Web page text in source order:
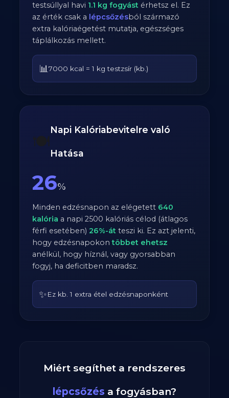
testsúllyal havi 1.1 kg fogyást érhetsz el. Ez
az érték csak a lépcsőzésból származó
extra kalóriaégetést mutatja, egészséges
táplálkozás mellett.
📊7000 kcal = 1 kg testzsír (kb.)
🍽️
Napi Kalóriabevitelre való
Hatása
26%
Minden edzésnapon az elégetett 640
kalória a napi2500 kalóriás célod (átlagos
férfi esetében)26%-át teszi ki. Ez azt jelenti,
hogy edzésnapokontöbbet ehetsz
anélkül, hogy híznál, vagy gyorsabban
fogyj, ha deficitben maradsz.
✨Ez kb. 1 extra étel edzésnaponként
Miért segíthet a rendszeres
lépcsőzés a fogyásban?